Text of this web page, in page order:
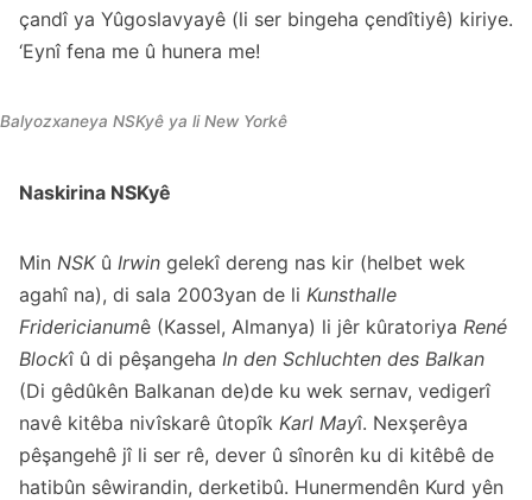
çandî ya Yûgoslavyayê (li ser bingeha çendîtiyê) kiriye.
‘Eynî fena me û hunera me!
Balyozxaneya NSKyê ya li New Yorkê
Naskirina NSKyê
Min NSKû Irwin gelekî dereng nas kir (helbet wek
agahî na), di sala 2003yan de li Kunsthalle
Fridericianumê (Kassel, Almanya) li jêr kûratoriya René
Blockî û di pêşangeha In den Schluchten des Balkan
(Di gêdûkên Balkanan de)de ku wek sernav, vedigerî
navê kitêba nivîskarê ûtopîk Karl Mayî. Nexşerêya
pêşangehê jî li ser rê, dever û sînorên ku di kitêbê de
hatibûn sêwirandin, derketibû. Hunermendên Kurd yên